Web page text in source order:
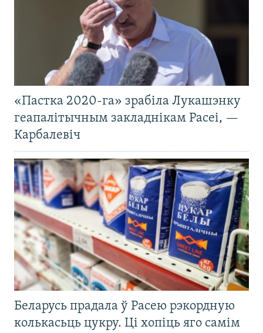
«Пастка 2020-га» зрабіла Лукашэнку
геапалітычным закладнікам Расеі, —
Карбалевіч
Беларусь прадала ў Расею рэкордную
колькасьць цукру. Ці хопіць яго самім